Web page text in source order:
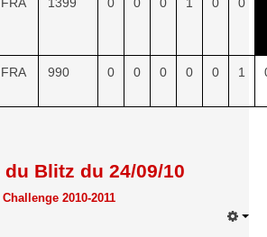
FRA 990 0 0 0 0 0 1
Blitz du 24/09/10
Challenge 2010-2011